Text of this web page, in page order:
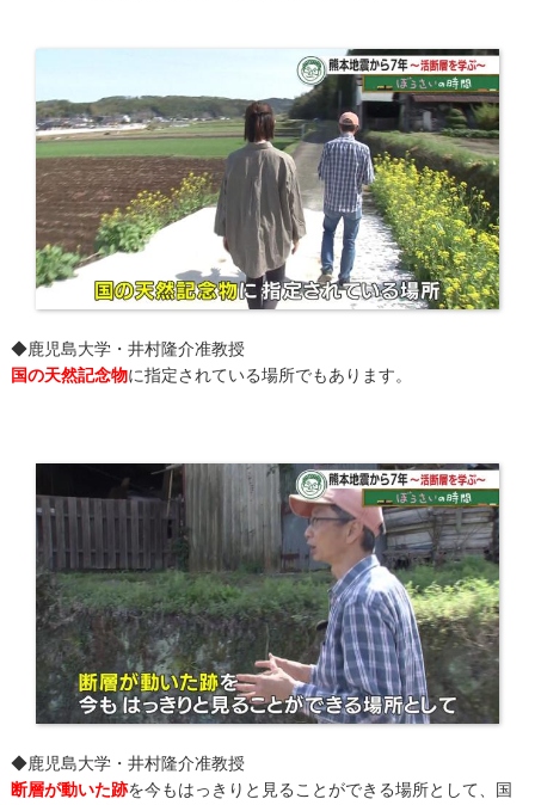
◆鹿児島大学・井村隆介准教授
国の天然記念物に指定されている場所でもあります。
◆鹿児島大学・井村隆介准教授
断層が動いた跡を今もはっきりと見ることができる場所として、国